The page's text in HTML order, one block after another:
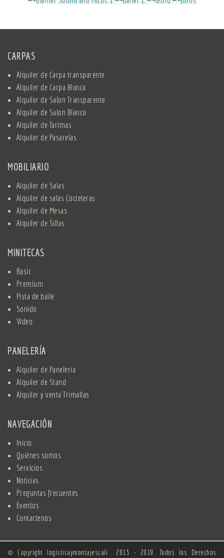
CARPAS
Alquiler de Carpa transparente
Alquiler de Carpa Blanca
Alquiler de Salon Transparente
Alquiler de Salon Blanco
Alquiler de Tarimas
Alquiler de Pasarelas
MOBILIARIO
Alquiler de Salas
Alquiler de salas Cocteleras
Alquiler de Mesas
Alquiler de Sillas
MINITECAS
Basic
Premium
Pista de baile
Sonido
Video
PANELERÍA
Alquiler de Paneleria
Alquiler de Stand
Alquiler y venta Trimallas
NAVEGACIÓN
Inicio
Quiénes somos
Servicios
Noticias
Preguntas frecuentes
Eventos
Contactenos
© Copyright logisticaymontajescali 2013 - 2019. Todos los Derechos